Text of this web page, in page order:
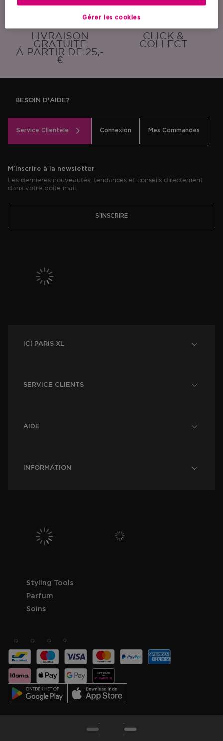
LIVRAISON
GRATUITE
Á PARTIR DE 25,-
€
CLICK &
COLLECT
BESOIN D'AIDE?
Service Clientèle Connexion Mes Commandes
M'inscrire à la newsletter
Les dernières nouveautés, tendances et conseils directement
dans votre boîte mail.
S'INSCRIRE
ICI PARIS XL
SERVICE CLIENTS
AIDE
INFORMATION
Styling Tools
Parfum
Soins
Gérer les cookies